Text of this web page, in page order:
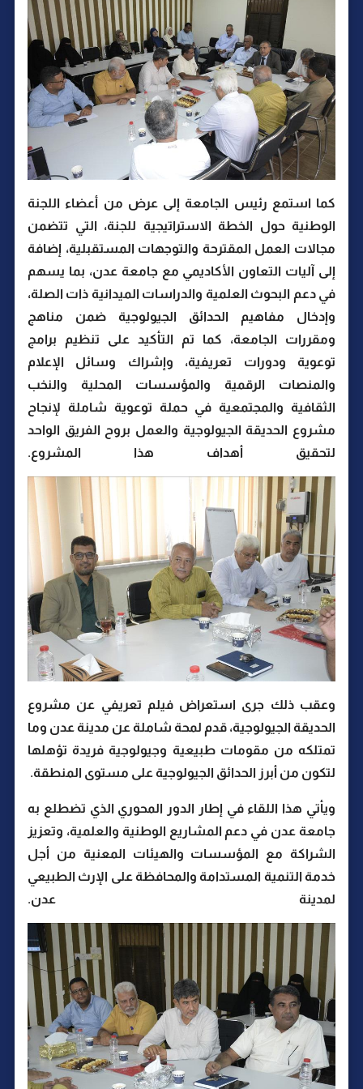
كما استمع رئيس الجامعة إلى عرض من أعضاء اللجنة
الوطنية حول الخطة الاستراتيجية للجنة، التي تتضمن
مجالات العمل المقترحة والتوجهات المستقبلية، إضافة
إلى آليات التعاون الأكاديمي مع جامعة عدن، بما يسهم
في دعم البحوث العلمية والدراسات الميدانية ذات الصلة،
وإدخال مفاهيم الحدائق الجيولوجية ضمن مناهج
ومقررات الجامعة، كما تم التأكيد على تنظيم برامج
توعوية ودورات تعريفية، وإشراك وسائل الإعلام
والمنصات الرقمية والمؤسسات المحلية والنخب
الثقافية والمجتمعية في حملة توعوية شاملة لإنجاح
مشروع الحديقة الجيولوجية والعمل بروح الفريق الواحد
لتحقيق أهداف هذا المشروع.
وعقب ذلك جرى استعراض فيلم تعريفي عن مشروع
الحديقة الجيولوجية، قدم لمحة شاملة عن مدينة عدن وما
تمتلكه من مقومات طبيعية وجيولوجية فريدة تؤهلها
لتكون من أبرز الحدائق الجيولوجية على مستوى المنطقة.
ويأتي هذا اللقاء في إطار الدور المحوري الذي تضطلع به
جامعة عدن في دعم المشاريع الوطنية والعلمية، وتعزيز
الشراكة مع المؤسسات والهيئات المعنية من أجل
خدمة التنمية المستدامة والمحافظة على الإرث الطبيعي
لمدينة عدن.